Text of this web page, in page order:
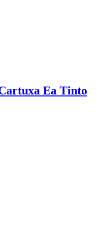
Ea Tinto